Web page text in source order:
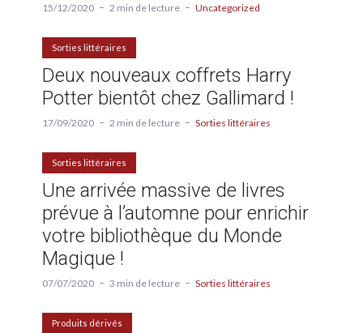
15/12/2020 2 min de lecture Uncategorized
Sorties littéraires
Deux nouveaux coffrets Harry
Potter bientôt chez Gallimard !
17/09/2020 2 min de lecture Sorties littéraires
Sorties littéraires
Une arrivée massive de livres
prévue à l’automne pour enrichir
votre bibliothèque du Monde
Magique !
07/07/2020 3 min de lecture Sorties littéraires
Produits dérivés